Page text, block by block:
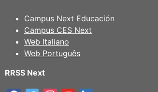
Campus Next Educación
Campus CES Next
Web Italiano
Web Português
RRSS Next